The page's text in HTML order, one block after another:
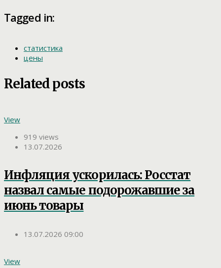
Tagged in:
статистика
цены
Related posts
View
919 views
13.07.2026
Инфляция ускорилась: Росстат
назвал самые подорожавшие за
июнь товары
13.07.2026 09:00
View